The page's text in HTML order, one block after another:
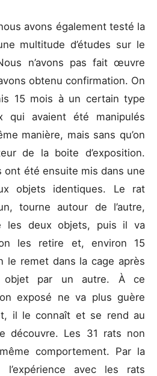
avons également testé la
multitude d’études sur le
n’avons pas fait œuvre
obtenu confirmation. On
15 mois à un certain type
qui avaient été manipulés
manière, mais sans qu’on
de la boite d’exposition.
ont été ensuite mis dans une
objets identiques. Le rat
tourne autour de l’autre,
les deux objets, puis il va
les retire et, environ 15
le remet dans la cage après
objet par un autre. À ce
exposé ne va plus guère
il le connaît et se rend au
découvre. Les 31 rats non
comportement. Par la
avec les rats